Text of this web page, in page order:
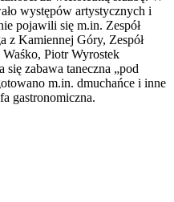
występów artystycznych i
pojawili się m.in. Zespół
z Kamiennej Góry, Zespół
Piotr Wyrostek
się zabawa taneczna „pod
m.in. dmuchańce i inne
gastronomiczna.